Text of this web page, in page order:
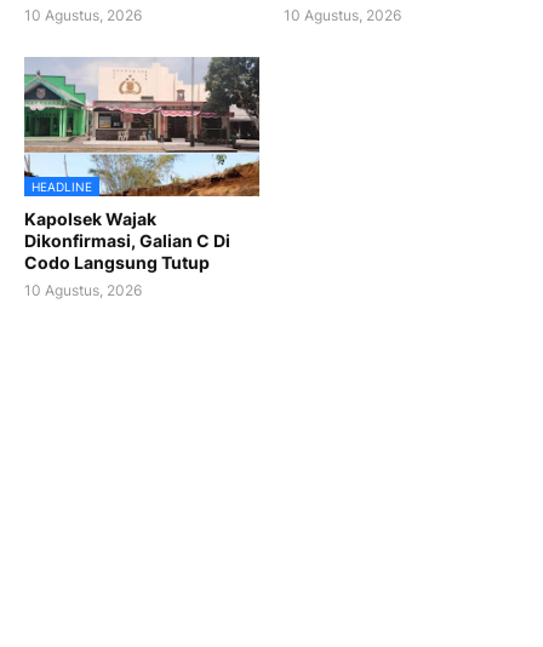
10 Agustus, 2026 10 Agustus, 2026
HEADLINE
Kapolsek Wajak
Dikonfirmasi, Galian C Di
Codo Langsung Tutup
10 Agustus, 2026